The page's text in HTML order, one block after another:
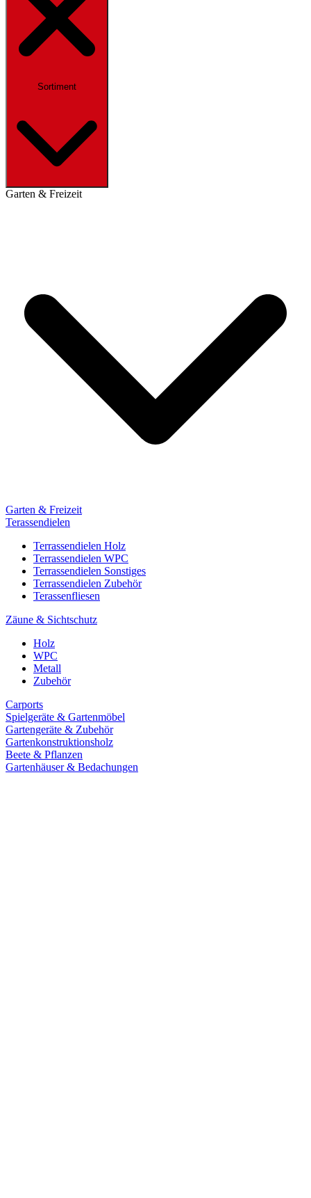
Sortiment
Garten & Freizeit
Garten & Freizeit
Terassendielen
Terrassendielen Holz
Terrassendielen WPC
Terrassendielen Sonstiges
Terrassendielen Zubehör
Terassenfliesen
Zäune & Sichtschutz
Holz
WPC
Metall
Zubehör
Carports
Spielgeräte & Gartenmöbel
Gartengeräte & Zubehör
Gartenkonstruktionsholz
Beete & Pflanzen
Gartenhäuser & Bedachungen